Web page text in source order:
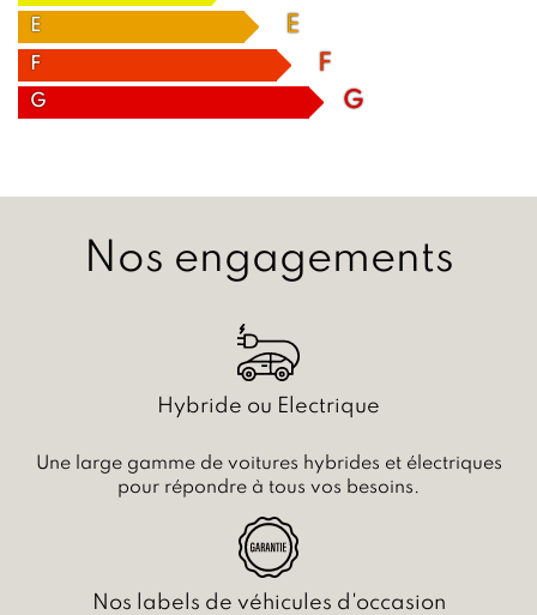
E E
F F
G G
Nos engagements
Hybride ou Electrique
Une large gamme de voitures hybrides et électriques
pour répondre à tous vos besoins.
Nos labels de véhicules d'occasion